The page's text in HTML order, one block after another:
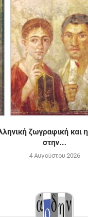
ζωγραφική
στην...
4 Αυγούστου 2026